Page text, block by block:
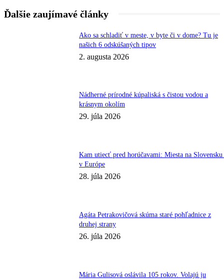
Ďalšie zaujímavé články
Ako sa schladiť v meste, v byte či v dome? Tu je
našich 6 odskúšaných tipov
2. augusta 2026
Nádherné prírodné kúpaliská s čistou vodou a
krásnym okolím
29. júla 2026
Kam utiecť pred horúčavami: Miesta na
v Európe
28. júla 2026
Agáta Petrakovičová skúma staré pohľadnice z
druhej strany
26. júla 2026
Mária Gulisová oslávila 105 rokov. Volajú ju